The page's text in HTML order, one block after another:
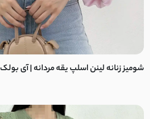
شومیز زنانه لینن اسلپ یقه مردانه | آی بولک